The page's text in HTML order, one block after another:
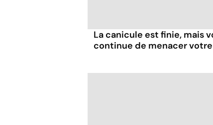
La canicule est finie, mais
continue de menacer